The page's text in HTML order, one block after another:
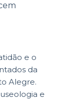
e o
da
Alegre.
e